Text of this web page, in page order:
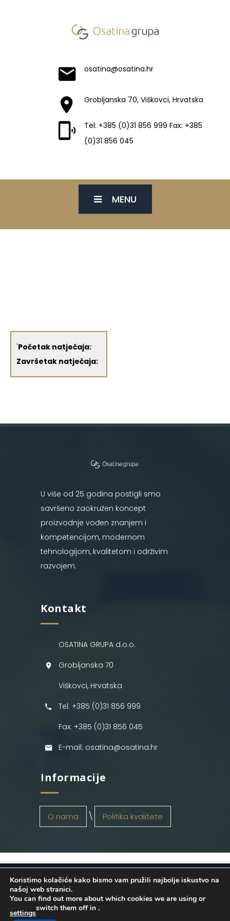
osatina@osatina.hr
Grobljanska 70, Viškovci, Hrvatska
Tel: +385 (0)31 856 999 Fax: +385
(0)31 856 045
MENU
'Početak natječaja:
Završetak natječaja:
U više od 25 godina postigli smo
savršeno zaokružen koncept
proizvodnje vođen znanjem i
kompetencijom, modernom
tehnologijom, kvalitetom i održivim
razvojem.
Kontakt
OSATINA GRUPA d.o.o.
Grobljanska 70
Viškovci, Hrvatska
Tel: +385 (0)31 856 999
Fax: +385 (0)31 856 045
E-mail: osatina@osatina.hr
Informacije
O nama Politika kvalitete
OSATINA GRUPA d.o.o. 2026
. Configured
byINFOS Osijek. Sva prava pridržana.
Koristimo kolačiće kako bismo vam pružili najbolje iskustvo na
našoj web stranici.
You can find out more about which cookies we are using or
switch them off in
settings
.